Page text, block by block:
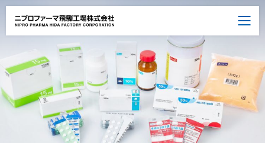
医薬品包装
工場概要
会社案内
採用情報
お問い合わせ